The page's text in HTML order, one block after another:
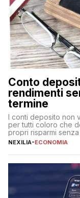
Conto
rendimenti
termine
I conti deposito non
per tutti coloro che
propri risparmi
necessità. A
flessibilità e
NEXILIA-ECONOMIA